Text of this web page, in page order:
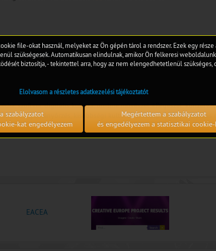
to-charter-database-on-education-and-training-
szoftver, digitális kultúra, on-line művészet #Régészet,
hagyományőrzés, kisebbségi kultúra #Kultúrpolitika, kulturális
EACEA
file-okat használ, melyeket az Ön gépén tárol a rendszer. Ezek egy
szükségesek. Automatikusan elindulnak, amikor Ön felkeresi
biztosítja, - tekintettel arra, hogy az nem elengedhetetlenül szükséges,
Elolvasom a részletes adatkezelési tájékoztatót
szabályzatot
kat engedélyezem
Megértettem a szabályzatot
és engedélyezem a statisztikai